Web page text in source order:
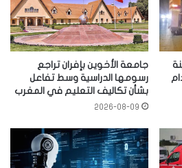
جامعة الأخوين بإفران تراجع
رسومها الدراسية وسط تفاعل
بشأن تكاليف التعليم في المغرب
2026-08-09